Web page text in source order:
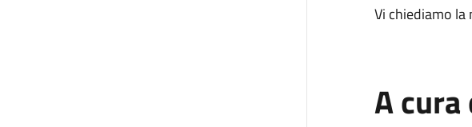
Vi chiediamo
A cura